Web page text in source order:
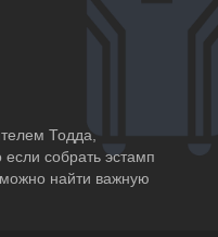
Тодда,
собрать эстамп
найти важную